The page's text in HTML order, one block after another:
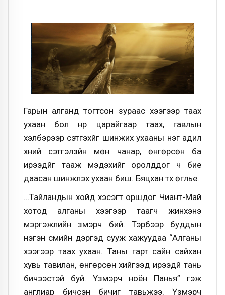
Гарын алганд тогтсон зураас хээгээр таах
ухаан бол нүүр царайгаар таах, гавлын
хэлбэрээр сэтгэхүйг шинжих ухааны нэг адил
хүний сэтгэлзүйн мөн чанар, өнгөрсөн ба
ирээдүйг тааж мэдэхийг оролддог ч бие
даасан шинжлэх ухаан биш. Бяцхан түүх өгүүлье.
…Тайландын хойд хэсэгт оршдог Чиант-Май
хотод алганы хээгээр таагч жинхэнэ
мэргэжлийн үзмэрч бий. Тэрбээр буддын
нэгэн сүмийн дэргэд сууж хажуудаа “Алганы
хээгээр таах ухаан. Таны гарт сайн сайхан
хувь тавилан, өнгөрсөн хийгээд ирээдүй тань
бичээстэй буй. Үзмэрч ноён Панья” гэж
англиар бичсэн бичиг тавьжээ. Үзмэрч